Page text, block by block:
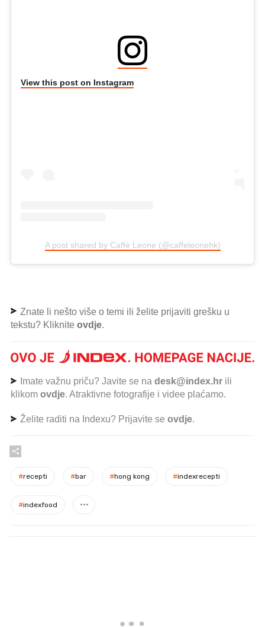
View this post on Instagram
A post shared by Caffè Leone (@caffeleonehk)
Znate li nešto više o temi ili želite prijaviti grešku u
tekstu? Kliknite ovdje.
Imate važnu priču? Javite se na desk@index.hr ili
klikom ovdje. Atraktivne fotografije i videe plaćamo.
Želite raditi na Indexu? Prijavite se ovdje.
#recepti #bar #hong kong #indexrecepti
#indexfood